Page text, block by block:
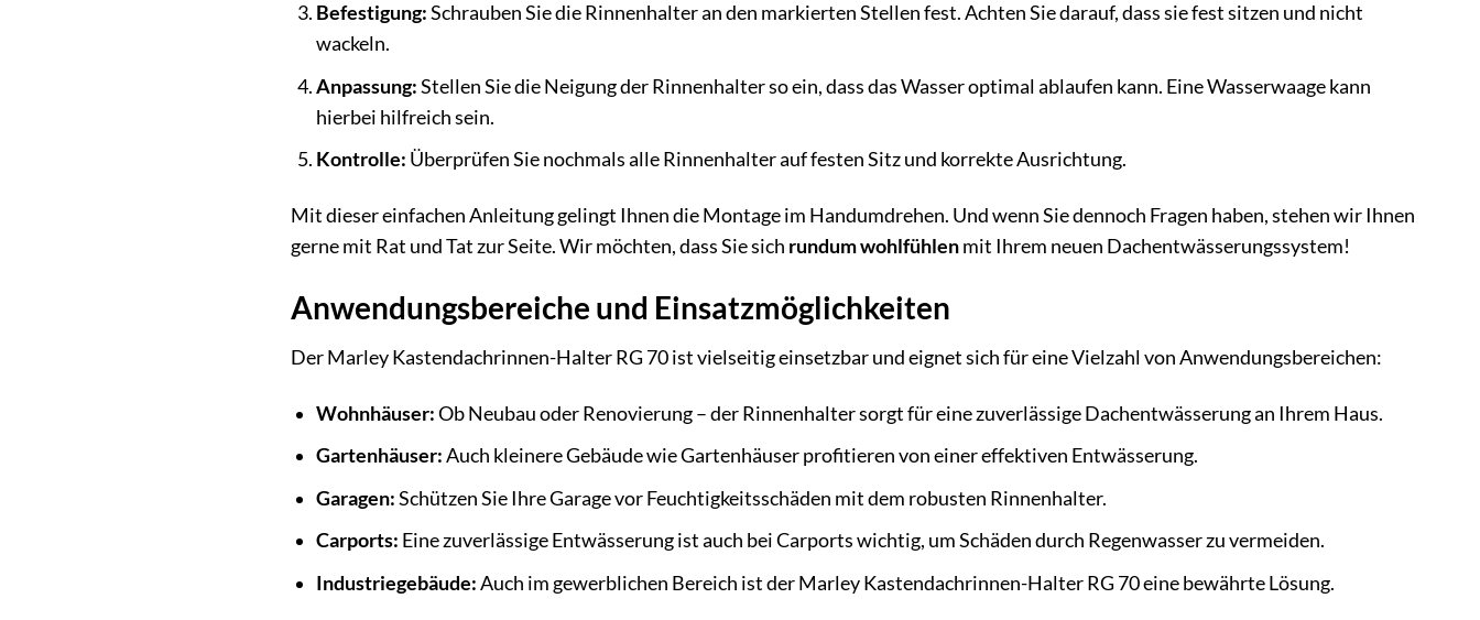
Befestigung:Schrauben Sie die Rinnenhalter an den markierten Stellen fest. Achten Sie darauf, dass sie fest sitzen und nicht
wackeln.
Anpassung:Stellen Sie die Neigung der Rinnenhalter so ein, dass das Wasser optimal ablaufen kann. Eine Wasserwaage kann
hierbei hilfreich sein.
Kontrolle: Überprüfen Sie nochmals alle Rinnenhalter auf festen Sitz und korrekte Ausrichtung.
Mit dieser einfachen Anleitung gelingt Ihnen die Montage im Handumdrehen. Und wenn Sie dennoch Fragen haben, stehen wir Ihnen
gerne mit Rat und Tat zur Seite. Wir möchten, dass Sie sich rundum wohlfühlenmit Ihrem neuen Dachentwässerungssystem!
Anwendungsbereiche und Einsatzmöglichkeiten
Der Marley Kastendachrinnen-Halter RG 70 ist vielseitig einsetzbar und eignet sich für eine Vielzahl von Anwendungsbereichen:
Wohnhäuser:Ob Neubau oder Renovierung – der Rinnenhalter sorgt für eine zuverlässige Dachentwässerung an Ihrem Haus.
Gartenhäuser:Auch kleinere Gebäude wie Gartenhäuser profitieren von einer effektiven Entwässerung.
Garagen:Schützen Sie Ihre Garage vor Feuchtigkeitsschäden mit dem robusten Rinnenhalter.
Carports: Eine zuverlässige Entwässerung ist auch bei Carports wichtig, um Schäden durch Regenwasser zu vermeiden.
Industriegebäude:Auch im gewerblichen Bereich ist der Marley Kastendachrinnen-Halter RG 70 eine bewährte Lösung.